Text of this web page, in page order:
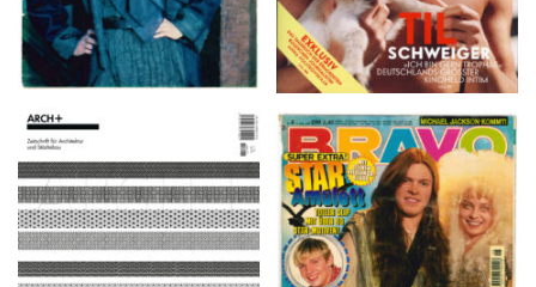
ARCH+ Nr. 226, Herbst
2016
BRAVO – Nr. 8, 13. Febr.
1997